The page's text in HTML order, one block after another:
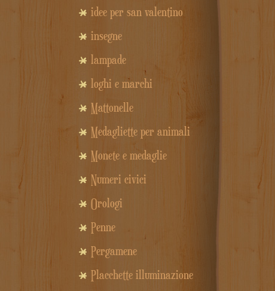
idee per san valentino
insegne
lampade
loghi e marchi
Mattonelle
Medagliette per animali
Monete e medaglie
Numeri civici
Orologi
Penne
Pergamene
Placchette illuminazione